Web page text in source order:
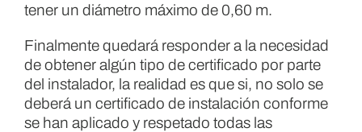
tener un diámetro máximo de 0,60 m.
Finalmente quedará responder a la necesidad
de obtener algún tipo de certificado por parte
del instalador, la realidad es que si, no solo se
deberá un certificado de instalación conforme
se han aplicado y respetado todas las